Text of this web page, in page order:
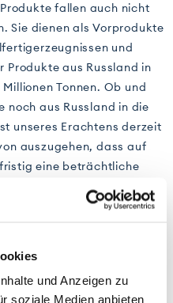
und Anzeigen zu
soziale Medien anbieten
fallen auch nicht
Sie dienen als Vorprodukte
und
Produkte aus Russland in
Tonnen. Ob und
noch aus Russland in die
unseres Erachtens derzeit
auszugehen, dass auf
eine beträchtliche
einem hohen Niveau. In
alle Rohstoffpreise stark